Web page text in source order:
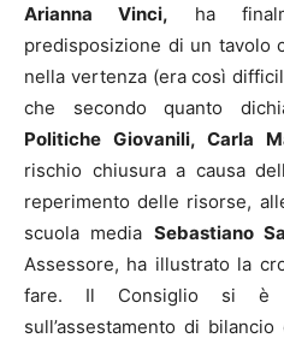
Arianna Vinci, ha
predisposizione di un tavolo
nella vertenza (era così
che secondo quanto
Politiche Giovanili, Carla
rischio chiusura a causa
reperimento delle risorse,
scuola media Sebastiano
Assessore, ha illustrato la
fare. Il Consiglio si è
sull’assestamento di